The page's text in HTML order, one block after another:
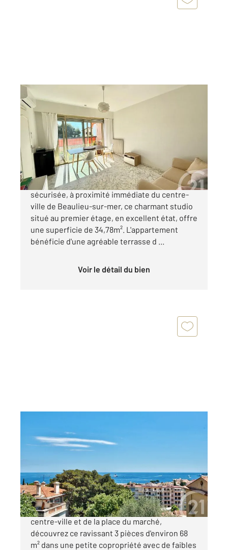
BEAULIEU SUR MER 06
34,78 m
, 1 pièce
Ref : 5599
Appartement Studio à vendre
290 000 €
Situé au sein d'une résidence de standing
sécurisée, à proximité immédiate du centre-
ville de Beaulieu-sur-mer, ce charmant studio
situé au premier étage, en excellent état, offre
une superficie de 34,78m². L'appartement
bénéficie d'une agréable terrasse d ...
Voir le détail du bien
67,90 m
, 3 pièces
Ref : 5553
Appartement F3 à vendre
669 000 €
Beaulieu-sur-Mer : À environ 3 minutes du
centre-ville et de la place du marché,
découvrez ce ravissant 3 pièces d'environ 68
m² dans une petite copropriété avec de faibles